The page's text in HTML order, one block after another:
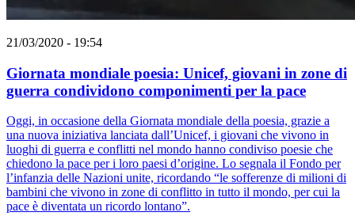
21/03/2020 - 19:54
Giornata mondiale poesia: Unicef, giovani in zone di
guerra condividono componimenti per la pace
Oggi, in occasione della Giornata mondiale della poesia, grazie a
una nuova iniziativa lanciata dall’Unicef, i giovani che vivono in
luoghi di guerra e conflitti nel mondo hanno condiviso poesie che
chiedono la pace per i loro paesi d’origine. Lo segnala il Fondo per
l’infanzia delle Nazioni unite, ricordando “le sofferenze di milioni di
bambini che vivono in zone di conflitto in tutto il mondo, per cui la
pace è diventata un ricordo lontano”.